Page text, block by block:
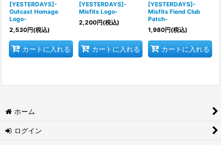
[YESTERDAYS]-
Outcast Homage
Logo-
2,530円(税込)
カートに入れる
[YESTERDAYS]-
Misfits Logo-
2,200円(税込)
カートに入れる
[YESTERDAYS]-
Misfits Fiend Club
Patch-
1,980円(税込)
カートに入れる
ホーム
ログイン